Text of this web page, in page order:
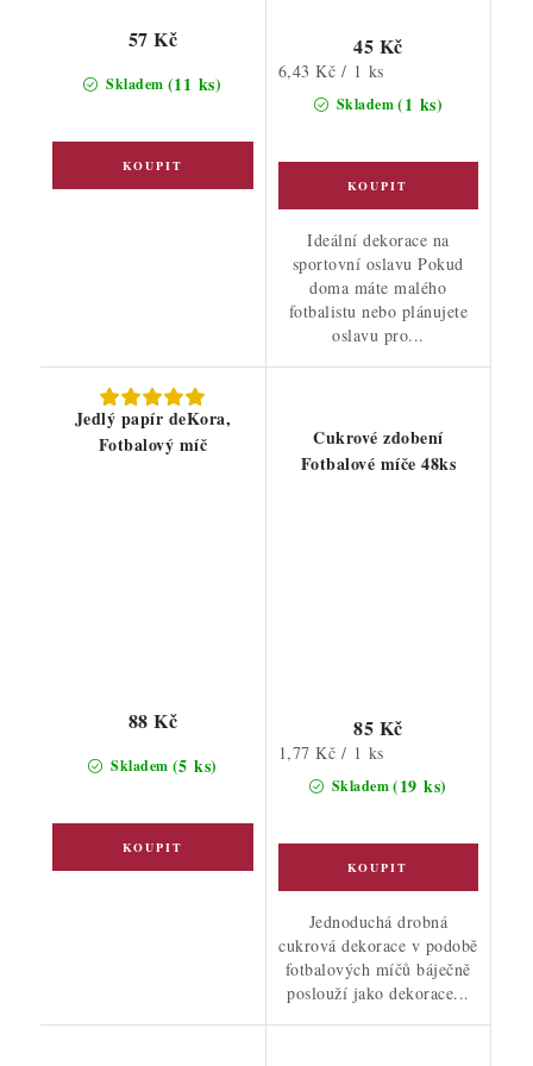
Skladem (11 ks)
57 Kč
Skladem(1 ks)
45 Kč
Měrná
6,43 Kč / 1 ks
Ideální dekorace na
sportovní oslavu Pokud
doma máte malého
fotbalistu nebo plánujete
oslavu pro...
Jedlý papír deKora,
Fotbalový míč
Skladem (5 ks)
88 Kč
Cukrové zdobení
Fotbalové míče 48ks
Skladem(19 ks)
85 Kč
Měrná
cena:
1,77 Kč / 1 ks
Jednoduchá drobná
cukrová dekorace v podobě
fotbalových míčů báječně
poslouží jako dekorace...